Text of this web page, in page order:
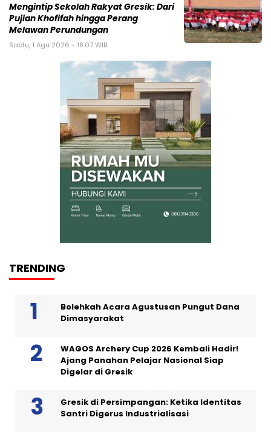
Mengintip Sekolah Rakyat Gresik: Dari
Pujian Khofifah hingga Perang
Melawan Perundungan
Sabtu, 1 Agu 2026 - 18:07 WIB
TRENDING
Bolehkah Acara Agustusan Pungut Dana
Dimasyarakat
WAGOS Archery Cup 2026 Kembali Hadir!
Ajang Panahan Pelajar Nasional Siap
Digelar di Gresik
Gresik di Persimpangan: Ketika Identitas
Santri Digerus Industrialisasi